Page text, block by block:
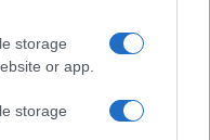
storage
or app.
storage